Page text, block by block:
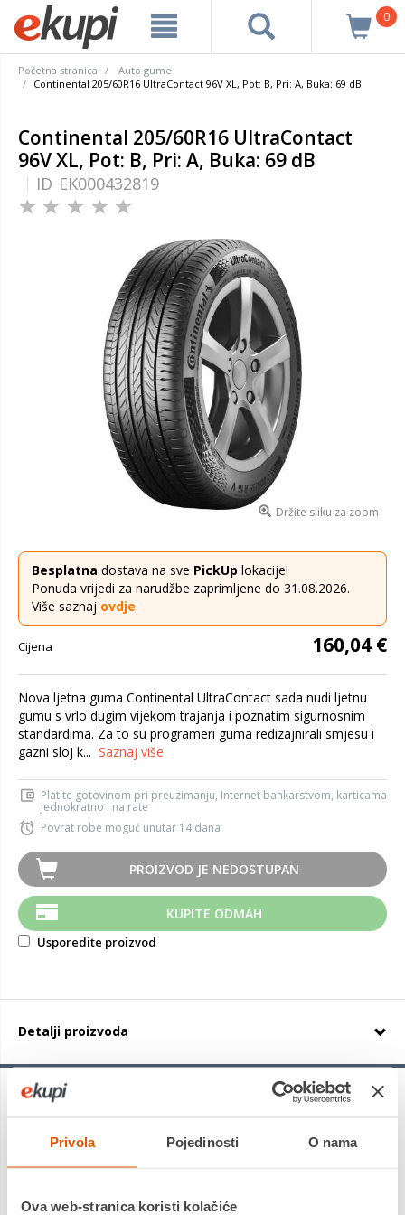
Privola Pojedinosti O nama
Ova web-stranica koristi kolačiće
0
Početna stranica
Auto gume
Continental 205/60R16 UltraContact 96V XL, Pot: B, Pri: A, Buka: 69 dB
Continental 205/60R16 UltraContact
96V XL, Pot: B, Pri: A, Buka: 69 dB
ID EK000432819
Držite sliku za zoom
Besplatna dostava na sve PickUp lokacije!
Ponuda vrijedi za narudžbe zaprimljene do 31.08.2026.
Više saznaj ovdje.
Cijena 160,04 €
Nova ljetna guma Continental UltraContact sada nudi ljetnu
gumu s vrlo dugim vijekom trajanja i poznatim sigurnosnim
standardima. Za to su programeri guma redizajnirali smjesu i
gazni sloj k... Saznaj više
Platite gotovinom pri preuzimanju, Internet bankarstvom, karticama
jednokratno i na rate
Povrat robe moguć unutar 14 dana
PROIZVOD JE NEDOSTUPAN
KUPITE ODMAH
Usporedite proizvod
Detalji proizvoda
Nova ljetna guma Continental UltraContactsada nudi
sigurnosnim standardima. Za to su programeri guma